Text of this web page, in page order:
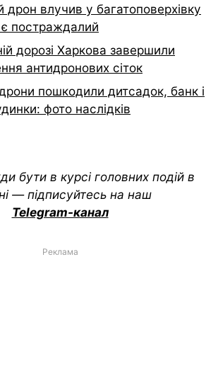
дрон влучив у багатоповерхівку
є постраждалий
дорозі Харкова завершили
антидронових сіток
пошкодили дитсадок, банк і
фото наслідків
бути в курсі головних подій в
— підписуйтесь на наш
Telegram-канал
Реклама